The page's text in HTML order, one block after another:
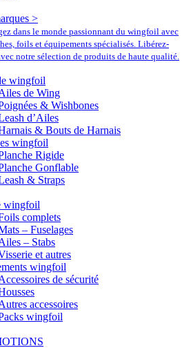
>
dans le monde passionnant du wingfoil avec
foils et équipements spécialisés. Libérez-
notre sélection de produits de haute qualité.
wingfoil
de Wing
& Wishbones
d’Ailes
& Bouts de Harnais
wingfoil
Rigide
Gonflable
& Straps
wingfoil
complets
– Fuselages
– Stabs
et autres
wingfoil
de sécurité
accessoires
wingfoil